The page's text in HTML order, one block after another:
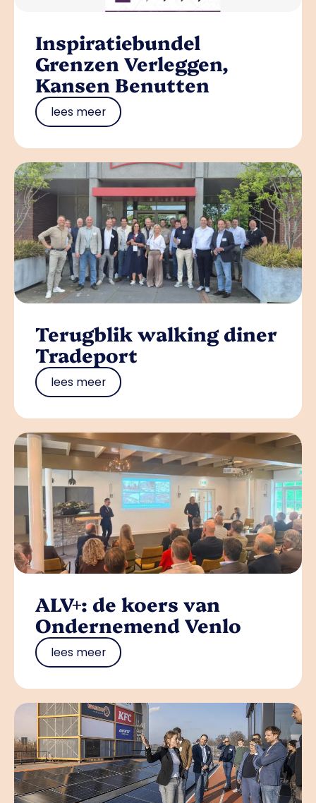
Inspiratiebundel
Grenzen Verleggen,
Kansen Benutten
lees meer
Terugblik walking diner
Tradeport
lees meer
ALV+: de koers van
Ondernemend Venlo
lees meer